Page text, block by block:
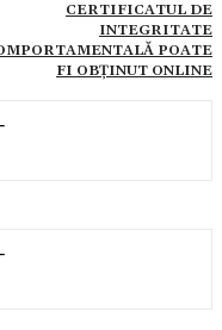
CERTIFICATUL DE
INTEGRITATE
POATE
FI OBȚINUT ONLINE